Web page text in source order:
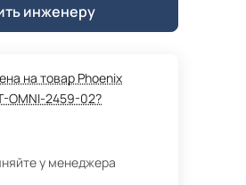
инженеру
на товар Phoenix
OMNI-2459-02?
у менеджера